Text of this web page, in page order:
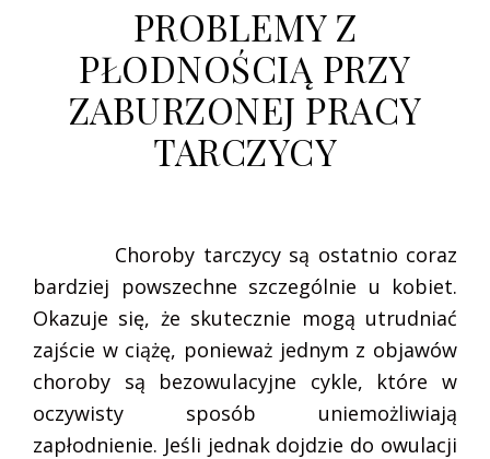
PROBLEMY Z
PŁODNOŚCIĄ PRZY
ZABURZONEJ PRACY
TARCZYCY
Choroby tarczycy są ostatnio coraz
bardziej powszechne szczególnie u kobiet.
Okazuje się, że skutecznie mogą utrudniać
zajście w ciążę, ponieważ jednym z objawów
choroby są bezowulacyjne cykle, które w
oczywisty sposób uniemożliwiają
zapłodnienie. Jeśli jednak dojdzie do owulacji